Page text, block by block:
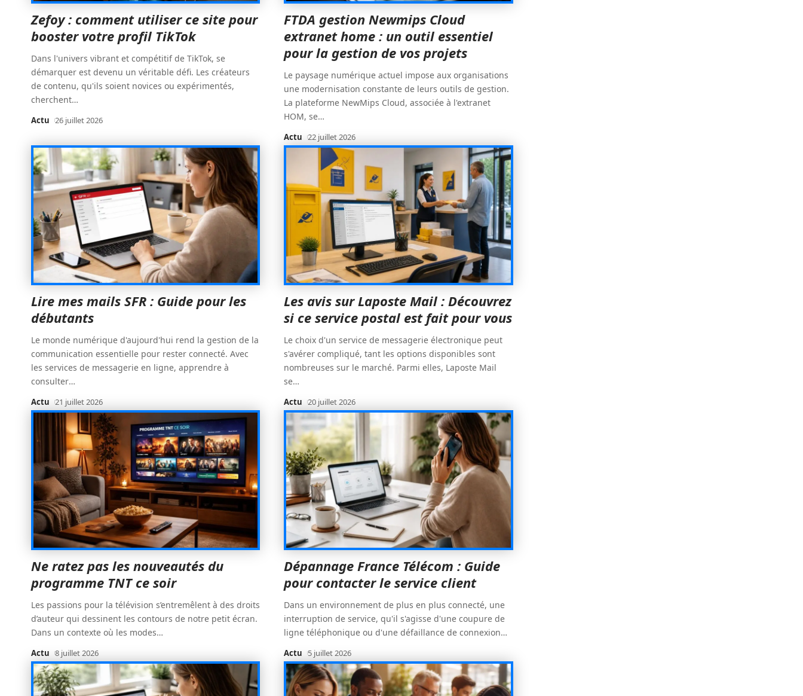
Zefoy : comment utiliser ce site pour
booster votre profil TikTok
Dans l'univers vibrant et compétitif de TikTok, se
démarquer est devenu un véritable défi. Les créateurs
de contenu, qu'ils soient novices ou expérimentés,
cherchent…
Actu 26 juillet 2026
FTDA gestion Newmips Cloud
extranet home : un outil essentiel
pour la gestion de vos projets
Le paysage numérique actuel impose aux organisations
une modernisation constante de leurs outils de gestion.
La plateforme NewMips Cloud, associée à l'extranet
HOM, se…
Actu 22 juillet 2026
Lire mes mails SFR : Guide pour les
débutants
Le monde numérique d'aujourd'hui rend la gestion de la
communication essentielle pour rester connecté. Avec
les services de messagerie en ligne, apprendre à
consulter…
Actu 21 juillet 2026
Les avis sur Laposte Mail : Découvrez
si ce service postal est fait pour vous
Le choix d'un service de messagerie électronique peut
s'avérer compliqué, tant les options disponibles sont
nombreuses sur le marché. Parmi elles, Laposte Mail
se…
Actu 20 juillet 2026
Ne ratez pas les nouveautés du
programme TNT ce soir
Les passions pour la télévision s’entremêlent à des droits
d’auteur qui dessinent les contours de notre petit écran.
Dans un contexte où les modes…
Actu 8 juillet 2026
Dépannage France Télécom : Guide
pour contacter le service client
Dans un environnement de plus en plus connecté, une
interruption de service, qu'il s'agisse d'une coupure de
ligne téléphonique ou d'une défaillance de connexion…
Actu 5 juillet 2026